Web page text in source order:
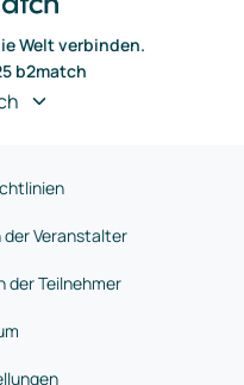
Welt verbinden.
b2match
Veranstalter
der Teilnehmer